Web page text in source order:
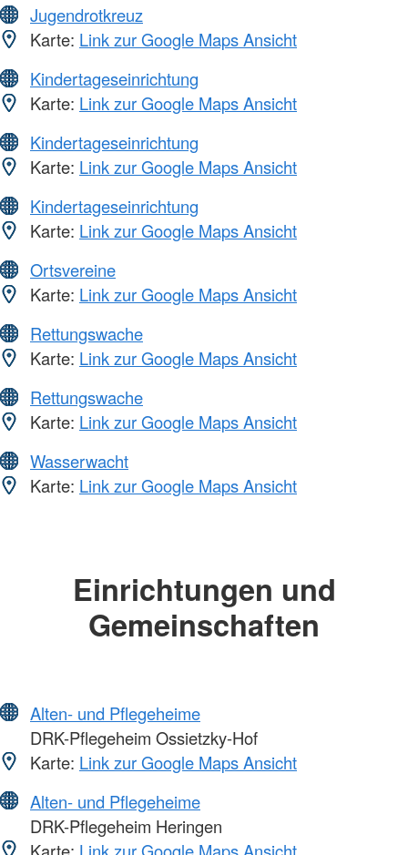
Jugendrotkreuz
Karte: Link zur Google Maps Ansicht
Kindertageseinrichtung
Karte: Link zur Google Maps Ansicht
Kindertageseinrichtung
Karte: Link zur Google Maps Ansicht
Kindertageseinrichtung
Karte: Link zur Google Maps Ansicht
Ortsvereine
Karte: Link zur Google Maps Ansicht
Rettungswache
Karte: Link zur Google Maps Ansicht
Rettungswache
Karte: Link zur Google Maps Ansicht
Wasserwacht
Karte: Link zur Google Maps Ansicht
Einrichtungen und
Gemeinschaften
Alten- und Pflegeheime
DRK-Pflegeheim Ossietzky-Hof
Karte: Link zur Google Maps Ansicht
Alten- und Pflegeheime
DRK-Pflegeheim Heringen